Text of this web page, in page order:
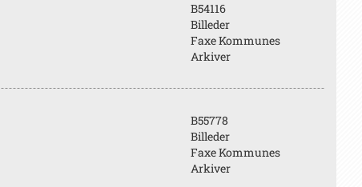
B54116
Billeder
Faxe Kommunes
Arkiver
B55778
Billeder
Faxe Kommunes
Arkiver